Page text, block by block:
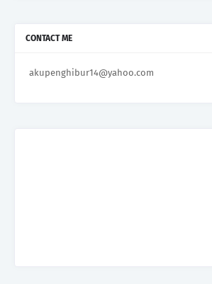
CONTACT ME
akupenghibur14@yahoo.com